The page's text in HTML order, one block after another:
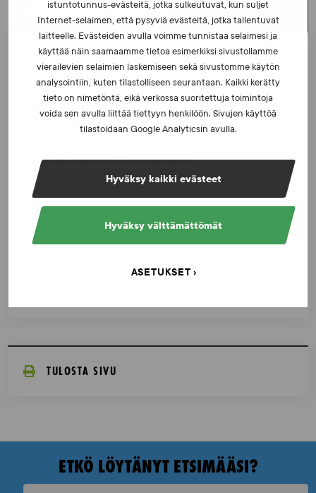
istuntotunnus-evästeitä, jotka sulkeutuvat, kun suljet
Internet-selaimen, että pysyviä evästeitä, jotka tallentuvat
laitteelle. Evästeiden avulla voimme tunnistaa selaimesi ja
käyttää näin saamaamme tietoa esimerkiksi sivustollamme
vierailevien selaimien laskemiseen sekä sivustomme käytön
analysointiin, kuten tilastolliseen seurantaan. Kaikki kerätty
tieto on nimetöntä, eikä verkossa suoritettuja toimintoja
voida sen avulla liittää tiettyyn henkilöön. Sivujen käyttöä
tilastoidaan Google Analyticsin avulla.
Hyväksy kaikki evästeet
Hyväksy välttämättömät
ASETUKSET
UUSIMMAT UUTISET
Iljukov SUEKin lääketieteelliseksi asiantuntijaksi
UUTISET - 16.7.2026
ja vastauksia EUT:n ratkaisusta
UUTISET - 30.6.2026
SUEKin sivuilla uusi blogisarja urheilun ja
TULOSTA SIVU
ETKÖ LÖYTÄNYT ETSIMÄÄSI?